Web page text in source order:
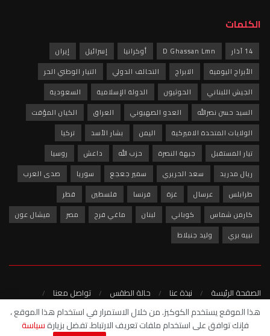
الكلمات
14 آذار D Ghassan Lmn أوكرانيا إسرائيل
إيران
الأبراج اليومية
الابراج التحالف الدولي
التيار الوطني الحر
الجيش اللبناني
الحوثيون الدولة الإسلامية
السعودية
السيد حسن نصرالله
العدو الصهيوني العراق
الكيان المؤقت
الولايات المتحدة الاميركية
اليمن بشار الأسد
تركيا
تيار المستقبل
جبهة النصرة حزب الله داعش
روسيا
ريال مدريد
سعد الحريري سمير جعجع سوريا
صدى العرب
طرابلس
عرسال غزة فرنسا فلسطين
قطر
كارمن شماس
كوباني لبنان ماغي فرح مصر
ميشال عون
نبيه بري
وليد جنبلاط
الصفحة الرئيسة نبذة عنا حالة الطقس
تواصل معنا
سياسة الخصوصية
هذا الموقع يستخدم الكوكيز. من خلال الاستمرار في استخدام هذا الموقع ،
فإنك توافق على استخدام ملفات تعريف الارتباط. تفضل بزيارةسياسة